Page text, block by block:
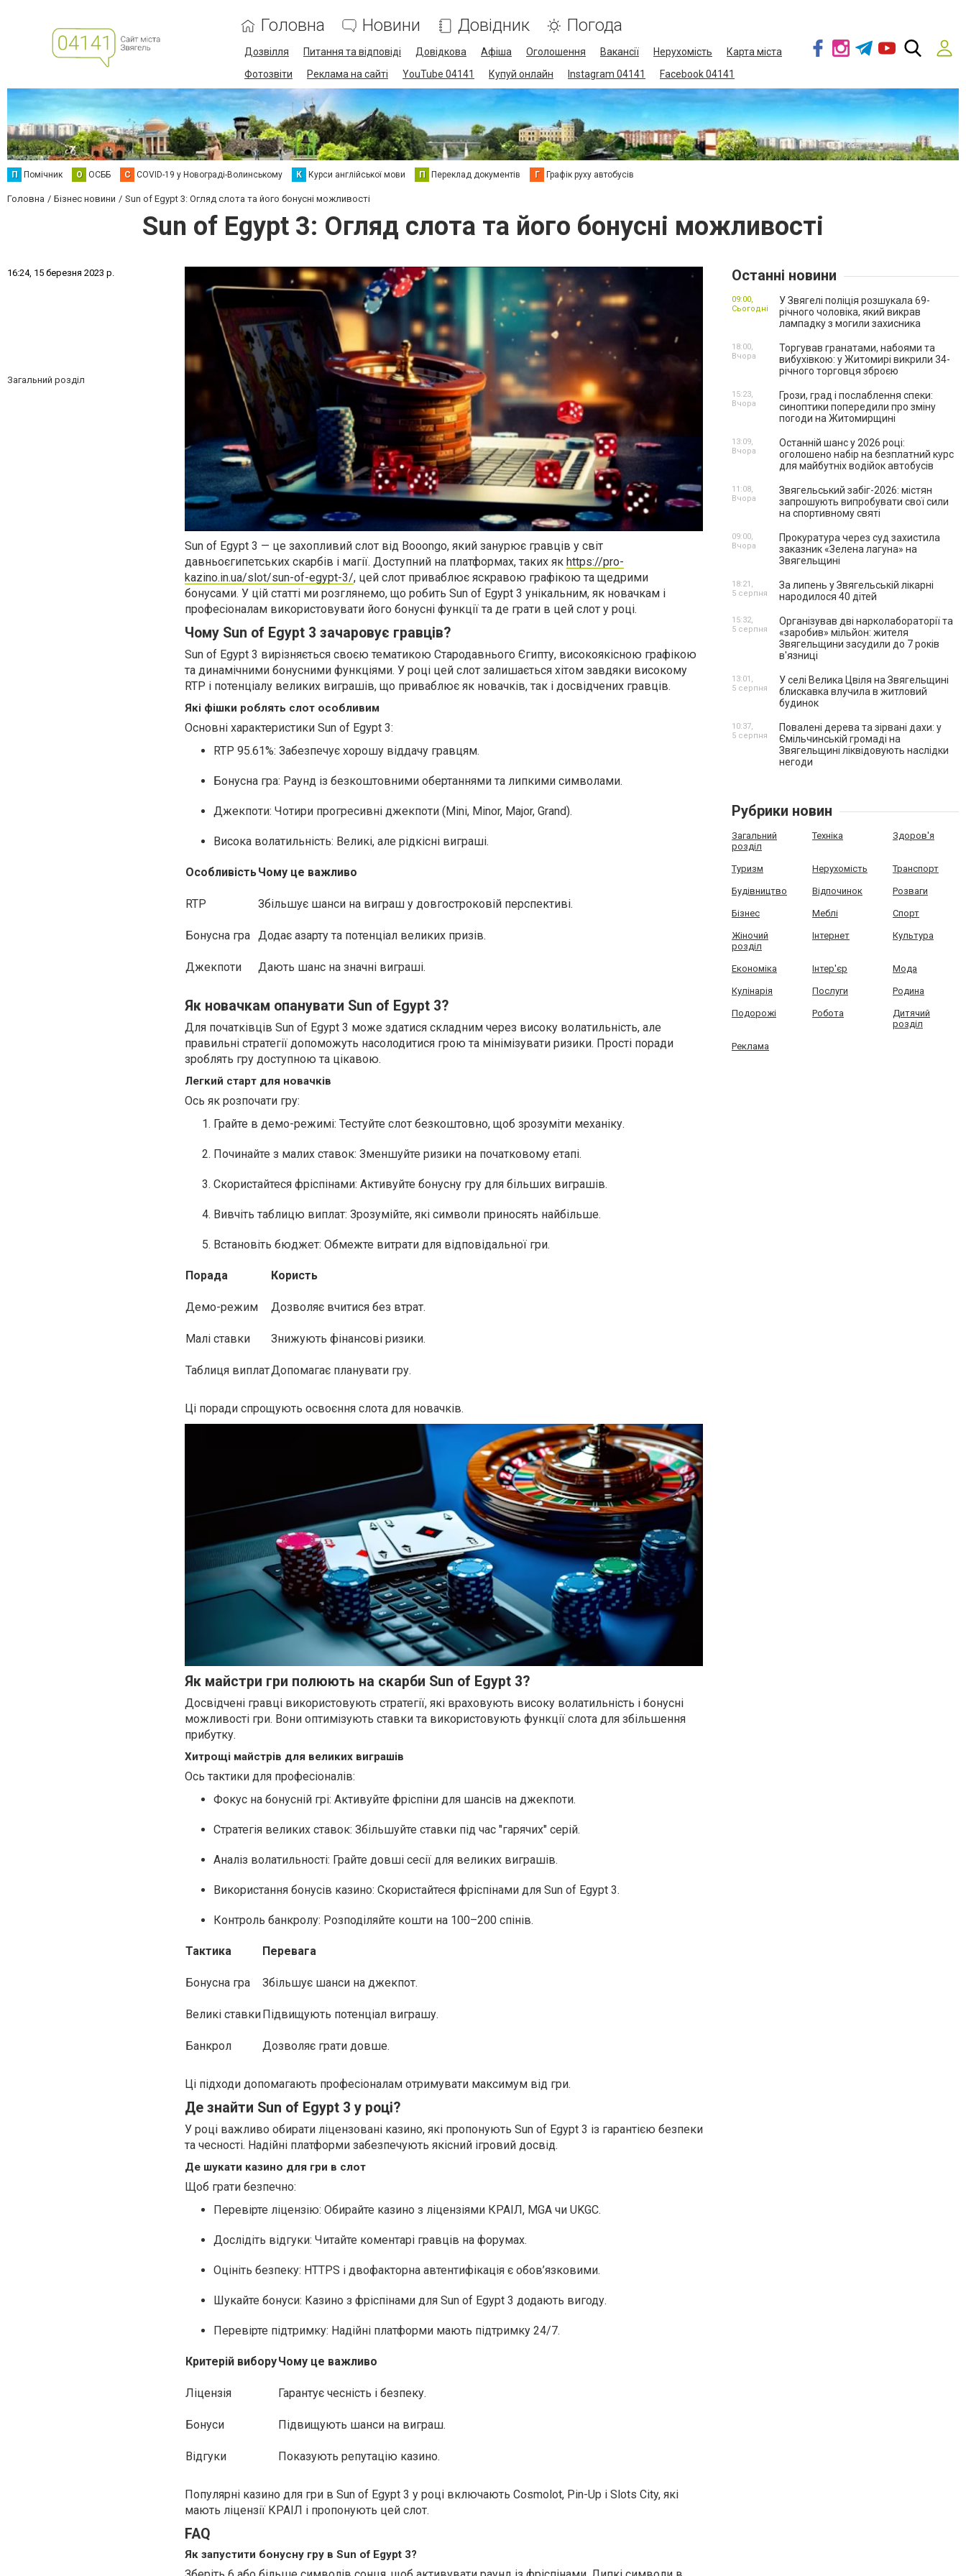
Головна Новини Довідник Погода
Дозвілля Питання та відповіді Довідкова Афіша Оголошення Вакансії Нерухомість
Карта міста
Фотозвіти
Реклама на сайті YouTube 04141 Купуй онлайн Instagram 04141 Facebook 04141
П Помічник О ОСББ C COVID-19 у Новограді-Волинському К Курси англійської мови П Переклад документів Г Графік руху автобусів
Головна Бізнес новини Sun of Egypt 3: Огляд слота та його бонусні можливості
Sun of Egypt 3: Огляд слота та його бонусні можливості
16:24, 1 5 березня 2023 р.
Загальний розділ
Sun of Egypt 3 — це захопливий слот від Booongo, який занурює гравців у світ
давньоєгипетських скарбів і магії. Доступний на платформах, таких як https://pro-
kazino.in.ua/slot/sun-of-egypt-3/, цей слот приваблює яскравою графікою та щедрими
бонусами. У цій статті ми розглянемо, що робить Sun of Egypt 3 унікальним, як новачкам і
професіоналам використовувати його бонусні функції та де грати в цей слот у році.
Чому Sun of Egypt 3 зачаровує гравців?
Sun of Egypt 3 вирізняється своєю тематикою Стародавнього Єгипту, високоякісною графікою
та динамічними бонусними функціями. У році цей слот залишається хітом завдяки високому
RTP і потенціалу великих виграшів, що приваблює як новачків, так і досвідчених гравців.
Які фішки роблять слот особливим
Основні характеристики Sun of Egypt 3:
RTP 95.61%: Забезпечує хорошу віддачу гравцям.
Бонусна гра: Раунд із безкоштовними обертаннями та липкими символами.
Джекпоти: Чотири прогресивні джекпоти (Mini, Minor, Major, Grand).
Висока волатильність: Великі, але рідкісні виграші.
ОсобливістьЧому це важливо
RTP Збільшує шанси на виграш у довгостроковій перспективі.
Бонусна гра Додає азарту та потенціал великих призів.
Джекпоти Дають шанс на значні виграші.
Як новачкам опанувати Sun of Egypt 3?
Для початківців Sun of Egypt 3 може здатися складним через високу волатильність, але
правильні стратегії допоможуть насолодитися грою та мінімізувати ризики. Прості поради
зроблять гру доступною та цікавою.
Легкий старт для новачків
Ось як розпочати гру:
Грайте в демо-режимі: Тестуйте слот безкоштовно, щоб зрозуміти механіку.
Починайте з малих ставок: Зменшуйте ризики на початковому етапі.
Скористайтеся фріспінами: Активуйте бонусну гру для більших виграшів.
Вивчіть таблицю виплат: Зрозумійте, які символи приносять найбільше.
Встановіть бюджет: Обмежте витрати для відповідальної гри.
Порада Користь
Демо-режим Дозволяє вчитися без втрат.
Малі ставки Знижують фінансові ризики.
Таблиця виплатДопомагає планувати гру.
Ці поради спрощують освоєння слота для новачків.
Як майстри гри полюють на скарби Sun of Egypt 3?
Досвідчені гравці використовують стратегії, які враховують високу волатильність і бонусні
можливості гри. Вони оптимізують ставки та використовують функції слота для збільшення
прибутку.
Хитрощі майстрів для великих виграшів
Ось тактики для професіоналів:
Фокус на бонусній грі: Активуйте фріспіни для шансів на джекпоти.
Стратегія великих ставок: Збільшуйте ставки під час "гарячих" серій.
Аналіз волатильності: Грайте довші сесії для великих виграшів.
Використання бонусів казино: Скористайтеся фріспінами для Sun of Egypt 3.
Контроль банкролу: Розподіляйте кошти на 100–200 спінів.
Тактика Перевага
Бонусна гра Збільшує шанси на джекпот.
Великі ставкиПідвищують потенціал виграшу.
Банкрол Дозволяє грати довше.
Ці підходи допомагають професіоналам отримувати максимум від гри.
Де знайти Sun of Egypt 3 у році?
У році важливо обирати ліцензовані казино, які пропонують Sun of Egypt 3 із гарантією безпеки
та чесності. Надійні платформи забезпечують якісний ігровий досвід.
Де шукати казино для гри в слот
Щоб грати безпечно:
Перевірте ліцензію: Обирайте казино з ліцензіями КРАІЛ, MGA чи UKGC.
Дослідіть відгуки: Читайте коментарі гравців на форумах.
Оцініть безпеку: HTTPS і двофакторна автентифікація є обов’язковими.
Шукайте бонуси: Казино з фріспінами для Sun of Egypt 3 додають вигоду.
Перевірте підтримку: Надійні платформи мають підтримку 24/7.
Критерій виборуЧому це важливо
Ліцензія Гарантує чесність і безпеку.
Бонуси Підвищують шанси на виграш.
Відгуки Показують репутацію казино.
Популярні казино для гри в Sun of Egypt 3 у році включають Cosmolot, Pin-Up і Slots City, які
мають ліцензії КРАІЛ і пропонують цей слот.
FAQ
Як запустити бонусну гру в Sun of Egypt 3?
Останні новини
У Звягелі поліція розшукала 69-
річного чоловіка, який викрав
лампадку з могили захисника
09:00,
Сьогодні
Торгував гранатами, набоями та
вибухівкою: у Житомирі викрили 34-
річного торговця зброєю
18:00,
Вчора
Грози, град і послаблення спеки:
синоптики попередили про зміну
погоди на Житомирщині
15:23,
Вчора
Останній шанс у 2026 році:
оголошено набір на безплатний курс
для майбутніх водійок автобусів
13:09,
Вчора
Звягельський забіг-2026: містян
запрошують випробувати свої сили
на спортивному святі
11:08,
Вчора
Прокуратура через суд захистила
заказник «Зелена лагуна» на
Звягельщині
09:00,
Вчора
За липень у Звягельській лікарні
народилося 40 дітей
18:21,
5 серпня
Організував дві нарколабораторії та
«заробив» мільйон: жителя
Звягельщини засудили до 7 років
в'язниці
15:32,
5 серпня
У селі Велика Цвіля на Звягельщині
блискавка влучила в житловий
будинок
13:01,
5 серпня
Повалені дерева та зірвані дахи: у
Ємільчинській громаді на
Звягельщині ліквідовують наслідки
негоди
10:37,
5 серпня
Рубрики новин
Загальний
розділ
Техніка Здоров'я
Туризм Нерухомість Транспорт
Будівництво Відпочинок Розваги
Бізнес Меблі Спорт
Жіночий
розділ
Інтернет Культура
Економіка Інтер'єр Мода
Кулінарія Послуги Родина
Подорожі Робота
Дитячий
розділ
Реклама